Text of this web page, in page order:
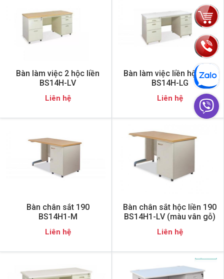
Bàn làm việc 2 hộc liền
BS14H-LV
Liên hệ
Bàn làm việc liền hộc 190
BS14H-LG
Liên hệ
Bàn chân sắt 190
BS14H1-M
Liên hệ
Bàn chân sắt hộc liền 190
BS14H1-LV (màu vân gỗ)
Liên hệ